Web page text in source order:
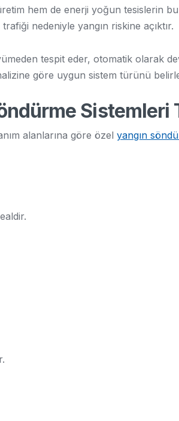
hem de enerji yoğun tesislerin
nedeniyle yangın riskine açıktır.
tespit eder, otomatik olarak
göre uygun sistem türünü
Sistemleri
alanlarına göre özel yangın